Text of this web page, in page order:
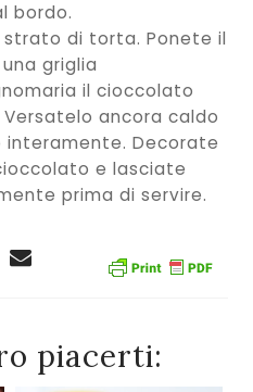
bordo.
di torta. Ponete il
griglia
il cioccolato
ancora caldo
interamente. Decorate
e lasciate
prima di servire.
piacerti: